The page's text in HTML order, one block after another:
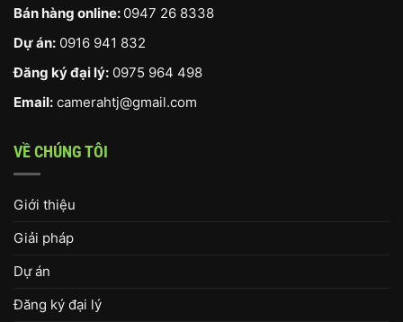
Bán hàng online: 0947 26 8338
Dự án: 0916 941 832
Đăng ký đại lý: 0975 964 498
Email: camerahtj@gmail.com
VỀ CHÚNG TÔI
Giới thiệu
Giải pháp
Dự án
Đăng ký đại lý